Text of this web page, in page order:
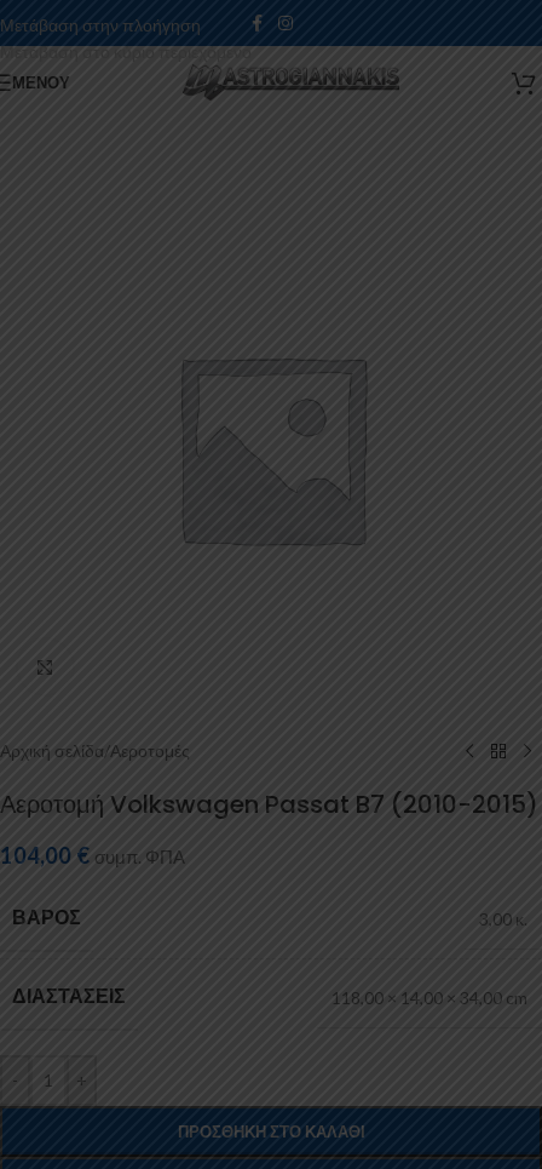
Μετάβαση στην πλοήγηση
Μετάβαση στο κύριο περιεχόμενο
ΜΕΝΟΎ
Αρχική σελίδα/Αεροτομές
Αεροτομή Volkswagen Passat B7 (2010-2015)
104,00 € συμπ. ΦΠΑ
ΒΆΡΟΣ 3,00 κ.
ΔΙΑΣΤΆΣΕΙΣ 118,00 × 14,00 × 34,00 cm
- +
ΠΡΟΣΘΉΚΗ ΣΤΟ ΚΑΛΆΘΙ